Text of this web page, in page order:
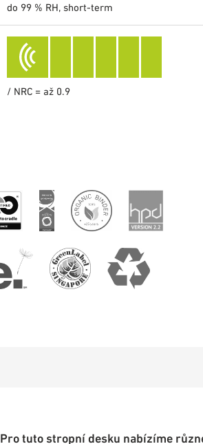
do 99 % RH, short-term
/ NRC = až 0.9
Pro tuto stropní desku nabízíme